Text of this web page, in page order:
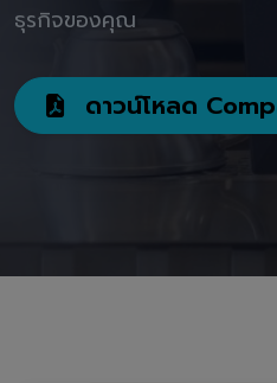
ธุรกิจของคุณ
ดาวน์โหลด